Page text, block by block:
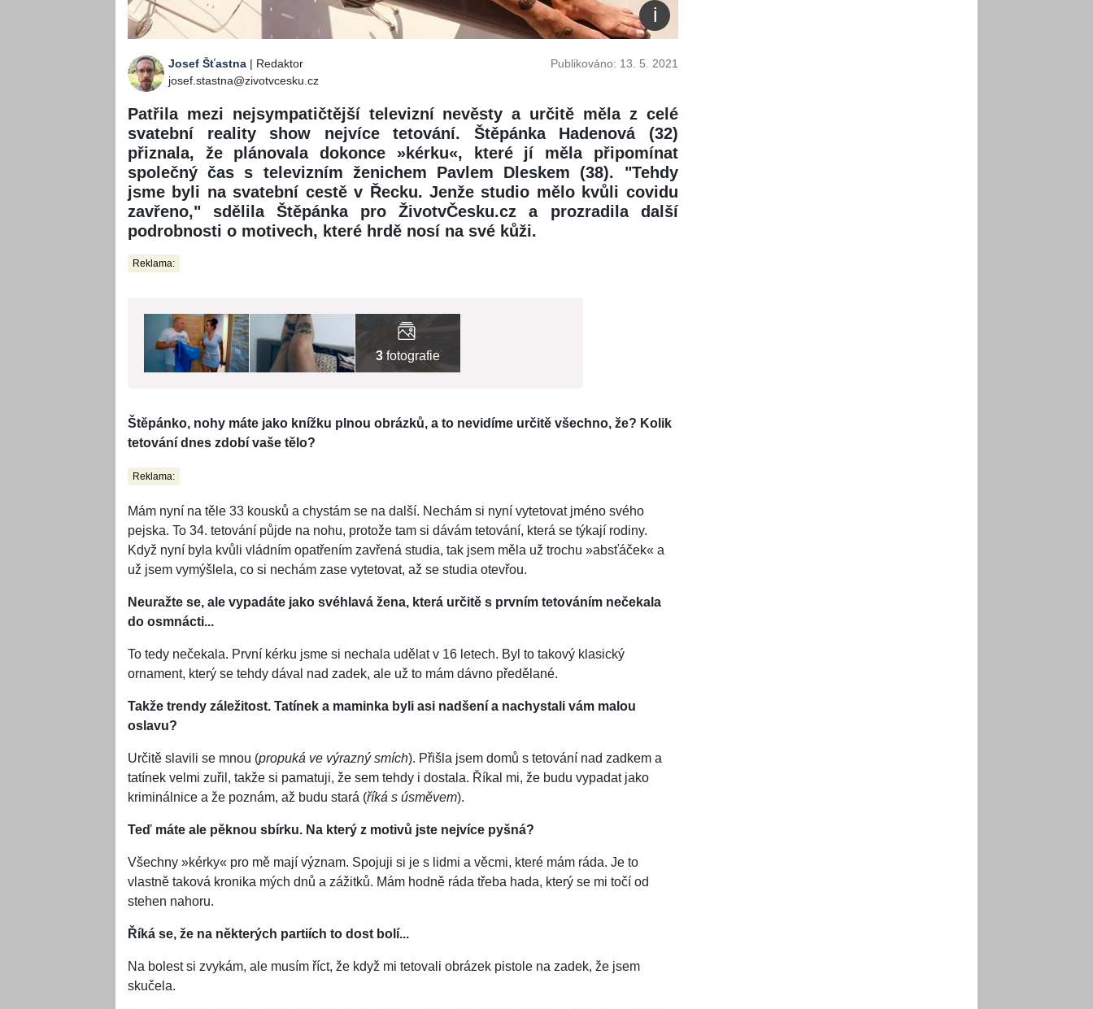
Josef Šťastna | Redaktor
josef.stastna@zivotvcesku.cz
Publikováno: 13. 5. 2021
Patřila mezi nejsympatičtější televizní nevěsty a určitě měla z celé
svatební reality show nejvíce tetování. Štěpánka Hadenová (32)
přiznala, že plánovala dokonce »kérku«, které jí měla připomínat
společný čas s televizním ženichem Pavlem Dleskem (38). "Tehdy
jsme byli na svatební cestě v Řecku. Jenže studio mělo kvůli covidu
zavřeno," sdělila Štěpánka pro ŽivotvČesku.cz a prozradila další
podrobnosti o motivech, které hrdě nosí na své kůži.
Reklama:
3 fotografie
Štěpánko, nohy máte jako knížku plnou obrázků, a to nevidíme určitě všechno, že? Kolik
tetování dnes zdobí vaše tělo?
Reklama:
Mám nyní na těle 33 kousků a chystám se na další. Nechám si nyní vytetovat jméno svého
pejska. To 34. tetování půjde na nohu, protože tam si dávám tetování, která se týkají rodiny.
Když nyní byla kvůli vládním opatřením zavřená studia, tak jsem měla už trochu »absťáček« a
už jsem vymýšlela, co si nechám zase vytetovat, až se studia otevřou.
Neuražte se, ale vypadáte jako svéhlavá žena, která určitě s prvním tetováním nečekala
do osmnácti...
To tedy nečekala. První kérku jsme si nechala udělat v 16 letech. Byl to takový klasický
ornament, který se tehdy dával nad zadek, ale už to mám dávno předělané.
Takže trendy záležitost. Tatínek a maminka byli asi nadšení a nachystali vám malou
oslavu?
Určitě slavili se mnou (propuká ve výrazný smích). Přišla jsem domů s tetování nad zadkem a
tatínek velmi zuřil, takže si pamatuji, že sem tehdy i dostala. Říkal mi, že budu vypadat jako
kriminálnice a že poznám, až budu stará (říká s úsměvem).
Teď máte ale pěknou sbírku. Na který z motivů jste nejvíce pyšná?
Všechny »kérky« pro mě mají význam. Spojuji si je s lidmi a věcmi, které mám ráda. Je to
vlastně taková kronika mých dnů a zážitků. Mám hodně ráda třeba hada, který se mi točí od
stehen nahoru.
Říká se, že na některých partiích to dost bolí...
Na bolest si zvykám, ale musím říct, že když mi tetovali obrázek pistole na zadek, že jsem
skučela.